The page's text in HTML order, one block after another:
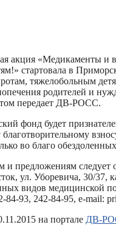
акция «Медикаменты и
стартовала в
тяжелобольным
родителей и
передает ДВ-РОСС.
фонд будет
во благо
и предложениям следует
ул. Уборевича, 30/37,
видов медицинской
84-93, 242-84-95, e-mail:
на портале ДВ-